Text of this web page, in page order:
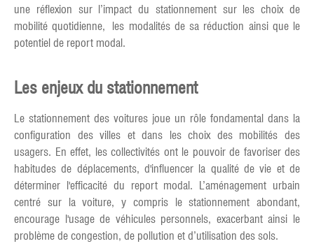
une réflexion sur l’impact du stationnement sur les choix de
mobilité quotidienne, les modalités de sa réduction ainsi que le
potentiel de report modal.
Les enjeux du stationnement
Le stationnement des voitures joue un rôle fondamental dans la
configuration des villes et dans les choix des mobilités des
usagers. En effet, les collectivités ont le pouvoir de favoriser des
habitudes de déplacements, d'influencer la qualité de vie et de
déterminer l'efficacité du report modal. L’aménagement urbain
centré sur la voiture, y compris le stationnement abondant,
encourage l'usage de véhicules personnels, exacerbant ainsi le
problème de congestion, de pollution et d’utilisation des sols.